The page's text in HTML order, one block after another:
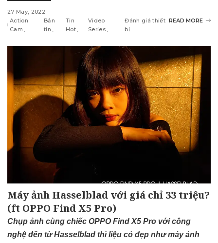
27 May, 2022
Action
Cam
Bản
tin
Tin
Hot
Video
Series
Đánh giá thiết
bị
READ MORE
Máy ảnh Hasselblad với giá chỉ 33 triệu?
(ft OPPO Find X5 Pro)
Chụp ảnh cùng chiếc OPPO Find X5 Pro với công
nghệ đến từ Hasselblad thì liệu có đẹp như máy ảnh